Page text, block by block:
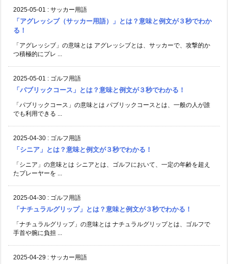
2025-05-01 : サッカー用語
「アグレッシブ（サッカー用語）」とは？意味と例文が３秒でわか
る！
「アグレッシブ」の意味とは アグレッシブとは、サッカーで、攻撃的か
つ積極的にプレ ...
2025-05-01 : ゴルフ用語
「パブリックコース」とは？意味と例文が３秒でわかる！
「パブリックコース」の意味とは パブリックコースとは、一般の人が誰
でも利用できる ...
2025-04-30 : ゴルフ用語
「シニア」とは？意味と例文が３秒でわかる！
「シニア」の意味とは シニアとは、ゴルフにおいて、一定の年齢を超え
たプレーヤーを ...
2025-04-30 : ゴルフ用語
「ナチュラルグリップ」とは？意味と例文が３秒でわかる！
「ナチュラルグリップ」の意味とは ナチュラルグリップとは、ゴルフで
手首や腕に負担 ...
2025-04-29 : サッカー用語